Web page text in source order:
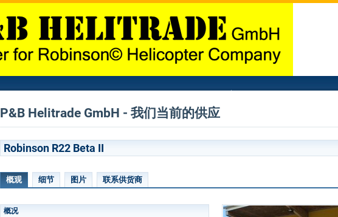
P&B Helitrade GmbH - 我们当前的供应
Robinson R22 Beta II
概观 细节 图片 联系供货商
概况